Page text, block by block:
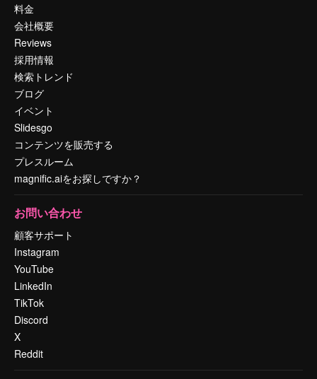
料金
会社概要
Reviews
採用情報
検索トレンド
ブログ
イベント
Slidesgo
コンテンツを販売する
プレスルーム
magnific.aiをお探しですか？
お問い合わせ
顧客サポート
Instagram
YouTube
LinkedIn
TikTok
Discord
X
Reddit